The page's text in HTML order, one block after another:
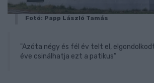
Fotó: Papp László Tamás
"Azóta négy és fél év telt el,
éve csinálhatja ezt a patikus”